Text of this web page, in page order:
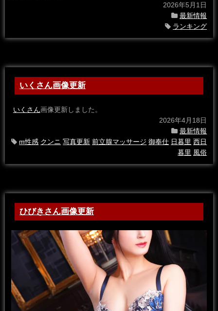
2026年5月1日
最新情報
ランキング
いくさん画像更新
いくさん画像更新しました。
2026年4月18日
最新情報
m性感 クンニ 写真更新 前立腺マッサージ 御奉仕 日暮里 西日
暮里 風俗
ひびきさん画像更新